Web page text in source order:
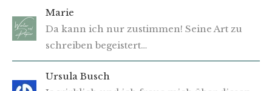
Marie
Da kann ich nur zustimmen! Seine Art zu
schreiben begeistert…
Ursula Busch